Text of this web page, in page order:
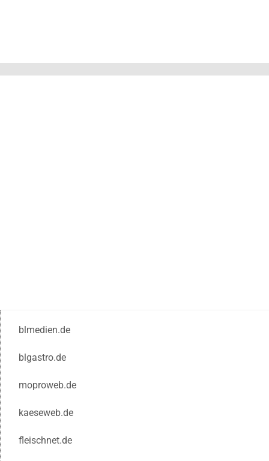
blmedien.de
blgastro.de
moproweb.de
kaeseweb.de
fleischnet.de